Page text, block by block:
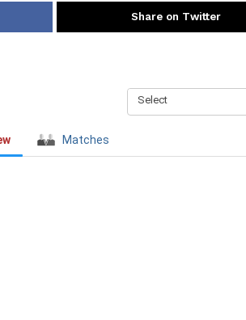
Share on Twitter
Select
Matches